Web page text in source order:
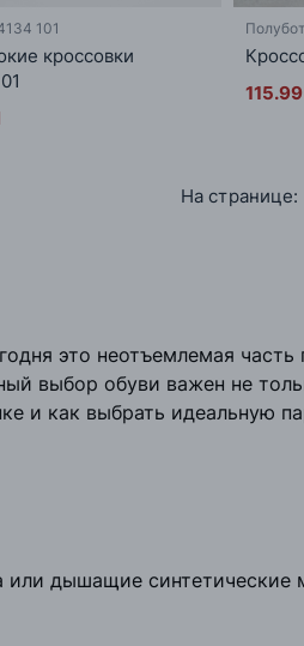
101
кроссовки
На странице:
это неотъемлемая часть
выбор обуви важен не
и как выбрать идеальную
дышащие синтетические